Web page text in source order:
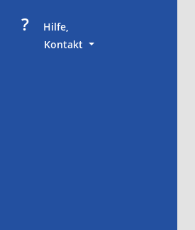
?
     Hilfe,
Kontakt